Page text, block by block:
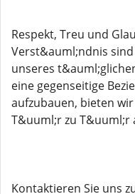
Respekt, Treu und
Verst&auml;ndnis
unseres
eine gegenseitige
aufzubauen, bieten
T&uuml;r zu T&uuml;r
Kontaktieren Sie uns